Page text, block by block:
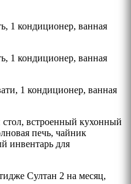
1 кондиционер, ванная
1 кондиционер, ванная
1 кондиционер, ванная
встроенный кухонный
печь, чайник
инвентарь для
Султан 2 на месяц,